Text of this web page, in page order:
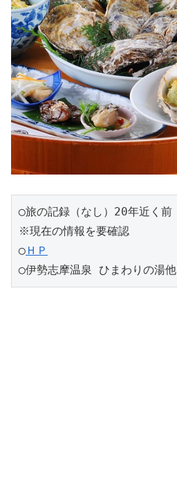
◯旅の記録（なし）20年近く前
※現在の情報を要確認
◯ ＨＰ
◯伊勢志摩温泉 ひまわりの湯他